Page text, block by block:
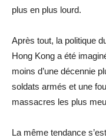
plus en plus lourd.
Après tout, la politique
Hong Kong a été
moins d’une décennie
soldats armés et une
massacres les plus
La même tendance